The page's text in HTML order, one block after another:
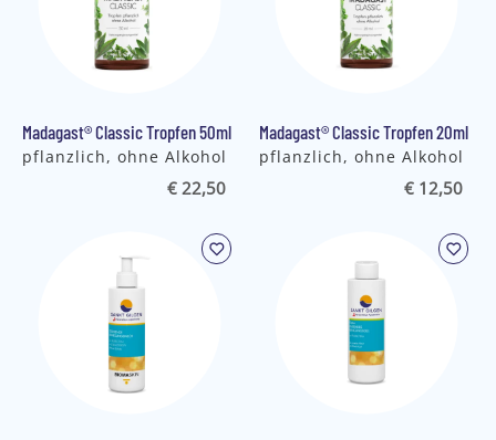
Madagast® Classic Tropfen 50ml
pflanzlich, ohne Alkohol
€ 22,50
Madagast® Classic Tropfen 20ml
pflanzlich, ohne Alkohol
€ 12,50